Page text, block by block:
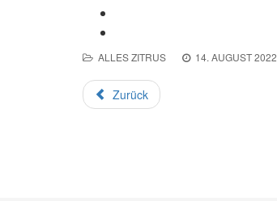
ALLES ZITRUS 14. AUGUST 2022
Zurück